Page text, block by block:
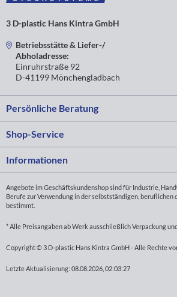
3 D-plastic Hans Kintra GmbH
Betriebsstätte & Liefer-/
Abholadresse:
Einruhrstraße 92
D-41199 Mönchengladbach
Persönliche Beratung
Shop-Service
Informationen
Angebote im Geschäftskundenshop sind für Industrie,
Berufe zur Verwendung in der selbstständigen,
bestimmt.
* Alle Preisangaben ab Werk ausschließlich Verpackung
Copyright © 3 D-plastic Hans Kintra GmbH - Alle Rechte
Letzte Aktualisierung: 08.08.2026, 02:03:27